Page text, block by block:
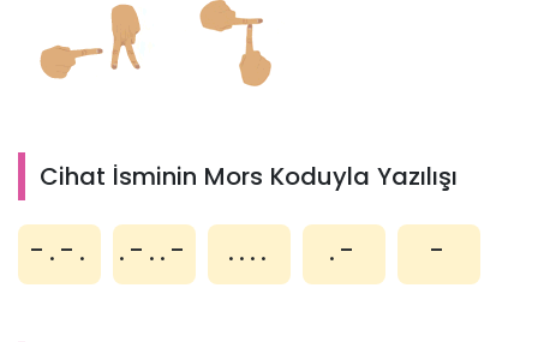
Cihat İsminin Mors Koduyla Yazılışı
-.-. .-..- .... .- -